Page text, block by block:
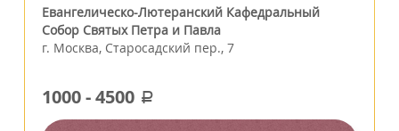
Евангелическо-Лютеранский Кафедральный
Собор Святых Петра и Павла
г. Москва, Старосадский пер., 7
1000-4500 a